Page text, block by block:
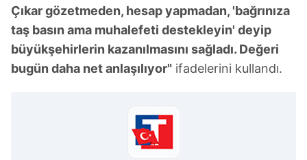
Çıkar gözetmeden, hesap yapmadan, 'bağrınıza
taş basın ama muhalefeti destekleyin' deyip
büyükşehirlerin kazanılmasını sağladı. Değeri
bugün daha net anlaşılıyor" ifadelerini kullandı.